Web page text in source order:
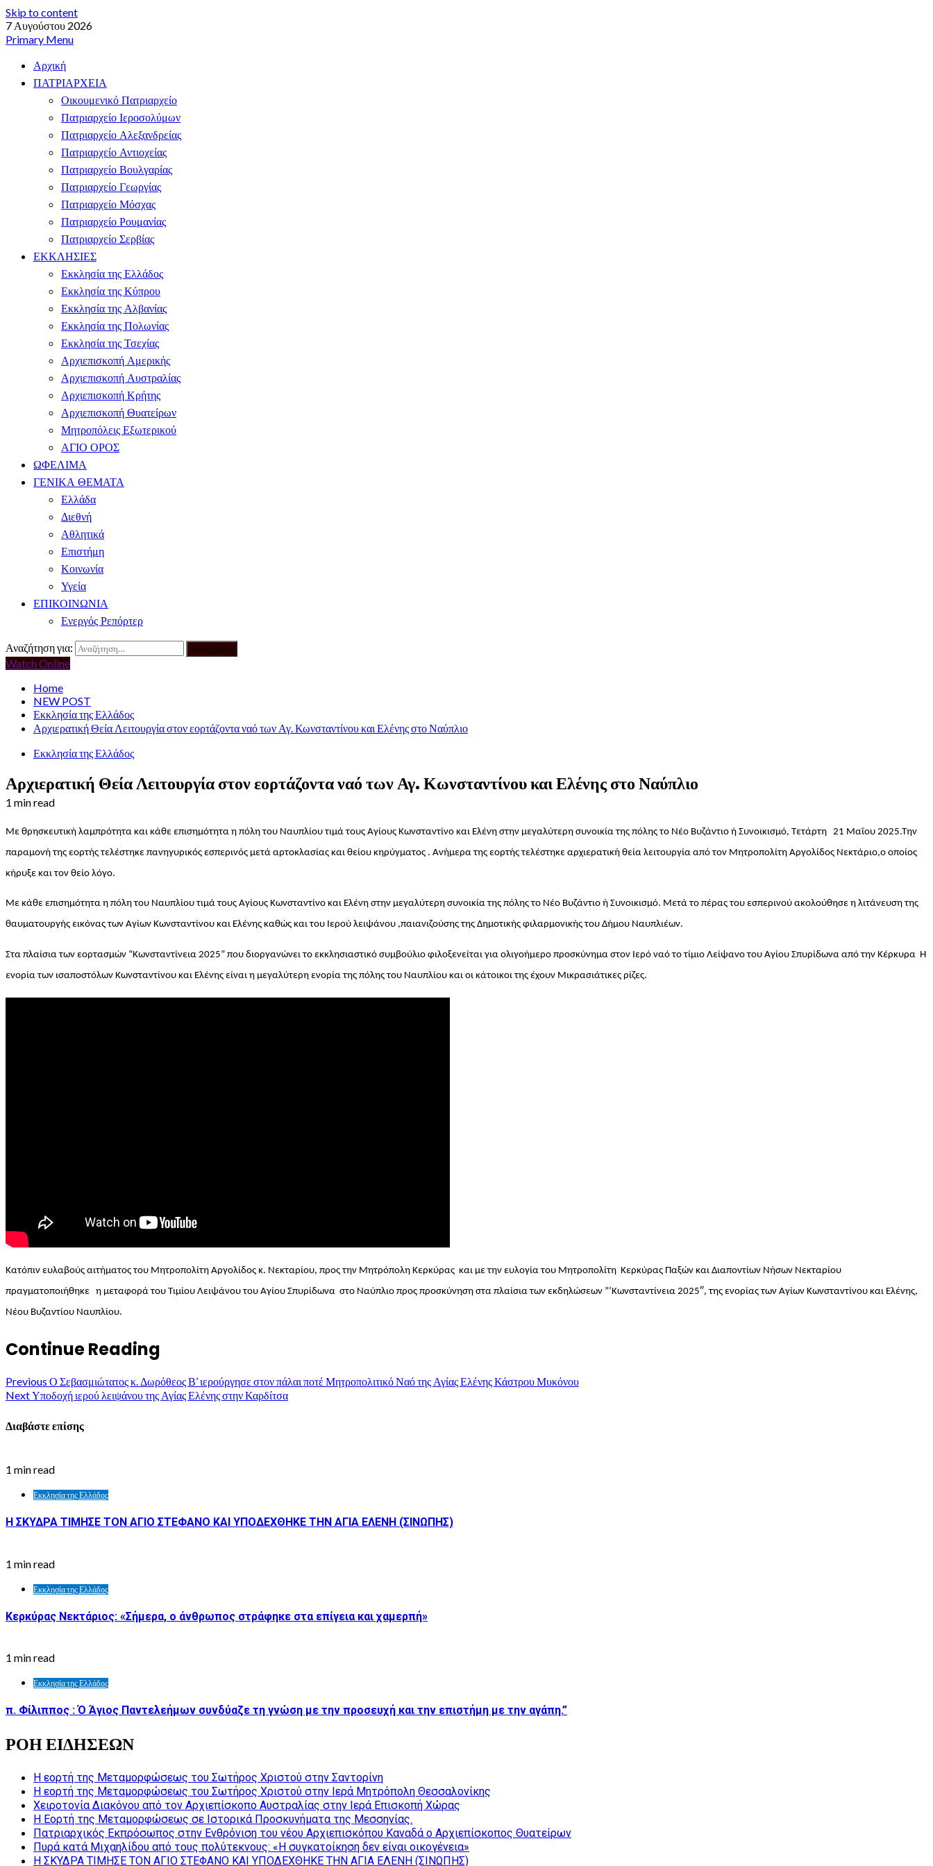
Skip to content
7 Αυγούστου 2026
Primary Menu
Αρχική
ΠΑΤΡΙΑΡΧΕΙΑ
Οικουμενικό Πατριαρχείο
Πατριαρχείο Ιεροσολύμων
Πατριαρχείο Αλεξανδρείας
Πατριαρχείο Αντιοχείας
Πατριαρχείο Βουλγαρίας
Πατριαρχείο Γεωργίας
Πατριαρχείο Μόσχας
Πατριαρχείο Ρουμανίας
Πατριαρχείο Σερβίας
ΕΚΚΛΗΣΙΕΣ
Εκκλησία της Ελλάδος
Εκκλησία της Κύπρου
Εκκλησία της Αλβανίας
Εκκλησία της Πολωνίας
Εκκλησία της Τσεχίας
Αρχιεπισκοπή Αμερικής
Αρχιεπισκοπή Αυστραλίας
Αρχιεπισκοπή Κρήτης
Αρχιεπισκοπή Θυατείρων
Μητροπόλεις Εξωτερικού
ΑΓΙΟ ΟΡΟΣ
ΩΦΕΛΙΜΑ
ΓΕΝΙΚΑ ΘΕΜΑΤΑ
Ελλάδα
Διεθνή
Αθλητικά
Επιστήμη
Κοινωνία
Υγεία
ΕΠΙΚΟΙΝΩΝΙΑ
Ενεργός Ρεπόρτερ
Αναζήτηση για:
Watch Online
Home
NEW POST
Εκκλησία της Ελλάδος
Αρχιερατική Θεία Λειτουργία στον εορτάζοντα ναό των Αγ. Κωνσταντίνου και Ελένης στο Ναύπλιο
Εκκλησία της Ελλάδος
Αρχιερατική Θεία Λειτουργία στον εορτάζοντα ναό των Αγ. Κωνσταντίνου και Ελένης στο Ναύπλιο
1 min read
Με θρησκευτική λαμπρότητα και κάθε επισημότητα η πόλη του Ναυπλίου τιμά τους Αγίους Κωνσταντίνο και Ελένη στην μεγαλύτερη συνοικία της πόλης το Νέο Βυζάντιο ή Συνοικισμό, Τετάρτη 21 Μαΐου 2025.Την
παραμονή της εορτής τελέστηκε πανηγυρικός εσπερινός μετά αρτοκλασίας και θείου κηρύγματος . Ανήμερα της εορτής τελέστηκε αρχιερατική θεία λειτουργία από τον Μητροπολίτη Αργολίδος Νεκτάριο,ο οποίος
κήρυξε και τον θείο λόγο.
Με κάθε επισημότητα η πόλη του Ναυπλίου τιμά τους Αγίους Κωνσταντίνο και Ελένη στην μεγαλύτερη συνοικία της πόλης το Νέο Βυζάντιο ή Συνοικισμό. Μετά το πέρας του εσπερινού ακολούθησε η λιτάνευση της
θαυματουργής εικόνας των Αγίων Κωνσταντίνου και Ελένης καθώς και του Ιερού λειψάνου ,παιανιζούσης της Δημοτικής φιλαρμονικής του Δήμου Ναυπλιέων.
Στα πλαίσια των εορτασμών “Κωνσταντίνεια 2025” που διοργανώνει το εκκλησιαστικό συμβούλιο φιλοξενείται για ολιγοήμερο προσκύνημα στον Ιερό ναό το τίμιο Λείψανο του Αγίου Σπυρίδωνα από την Κέρκυρα Η
ενορία των ισαποστόλων Κωνσταντίνου και Ελένης είναι η μεγαλύτερη ενορία της πόλης του Ναυπλίου και οι κάτοικοι της έχουν Μικρασιάτικες ρίζες.
Κατόπιν ευλαβούς αιτήματος του Μητροπολίτη Αργολίδος κ. Νεκταρίου, προς την Μητρόπολη Κερκύρας και με την ευλογία του Μητροπολίτη Κερκύρας Παξών και Διαποντίων Νήσων Νεκταρίου
πραγματοποιήθηκε η μεταφορά του Τιμίου Λειψάνου του Αγίου Σπυρίδωνα στο Ναύπλιο προς προσκύνηση στα πλαίσια των εκδηλώσεων ”’Κωνσταντίνεια 2025″, της ενορίας των Αγίων Κωνσταντίνου και Ελένης,
Νέου Βυζαντίου Ναυπλίου.
Continue Reading
Previous Ο Σεβασμιώτατος κ. Δωρόθεος Β’ ιερούργησε στον πάλαι ποτέ Μητροπολιτικό Ναό της Αγίας Ελένης Κάστρου Μυκόνου
NextΥποδοχή ιερού λειψάνου της Αγίας Ελένης στην Καρδίτσα
Διαβάστε επίσης
1 min read
Εκκλησία της Ελλάδος
Η ΣΚΥΔΡΑ ΤΙΜΗΣΕ ΤΟΝ ΑΓΙΟ ΣΤΕΦΑΝΟ ΚΑΙ ΥΠΟΔΕΧΘΗΚΕ ΤΗΝ ΑΓΙΑ ΕΛΕΝΗ (ΣΙΝΩΠΗΣ)
1 min read
Εκκλησία της Ελλάδος
Κερκύρας Νεκτάριος: «Σήμερα, ο άνθρωπος στράφηκε στα επίγεια και χαμερπή»
1 min read
Εκκλησία της Ελλάδος
π. Φίλιππος : Ό Άγιος Παντελεήμων συνδύαζε τη γνώση με την προσευχή και την επιστήμη με την αγάπη.”
ΡΟΗ ΕΙΔΗΣΕΩΝ
Η εορτή της Μεταμορφώσεως του Σωτήρος Χριστού στην Σαντορίνη
Η εορτή της Μεταμορφώσεως του Σωτήρος Χριστού στην Ιερά Μητρόπολη Θεσσαλονίκης
Χειροτονία Διακόνου από τον Αρχιεπίσκοπο Αυστραλίας στην Ιερά Επισκοπή Χώρας
Η Εορτή της Μεταμορφώσεως σε Ιστορικά Προσκυνήματα της Μεσσηνίας.
Πατριαρχικός Εκπρόσωπος στην Ενθρόνιση του νέου Αρχιεπισκόπου Καναδά ο Αρχιεπίσκοπος Θυατείρων
Πυρά κατά Μιχαηλίδου από τους πολύτεκνους: «Η συγκατοίκηση δεν είναι οικογένεια»
Η ΣΚΥΔΡΑ ΤΙΜΗΣΕ ΤΟΝ ΑΓΙΟ ΣΤΕΦΑΝΟ ΚΑΙ ΥΠΟΔΕΧΘΗΚΕ ΤΗΝ ΑΓΙΑ ΕΛΕΝΗ (ΣΙΝΩΠΗΣ)